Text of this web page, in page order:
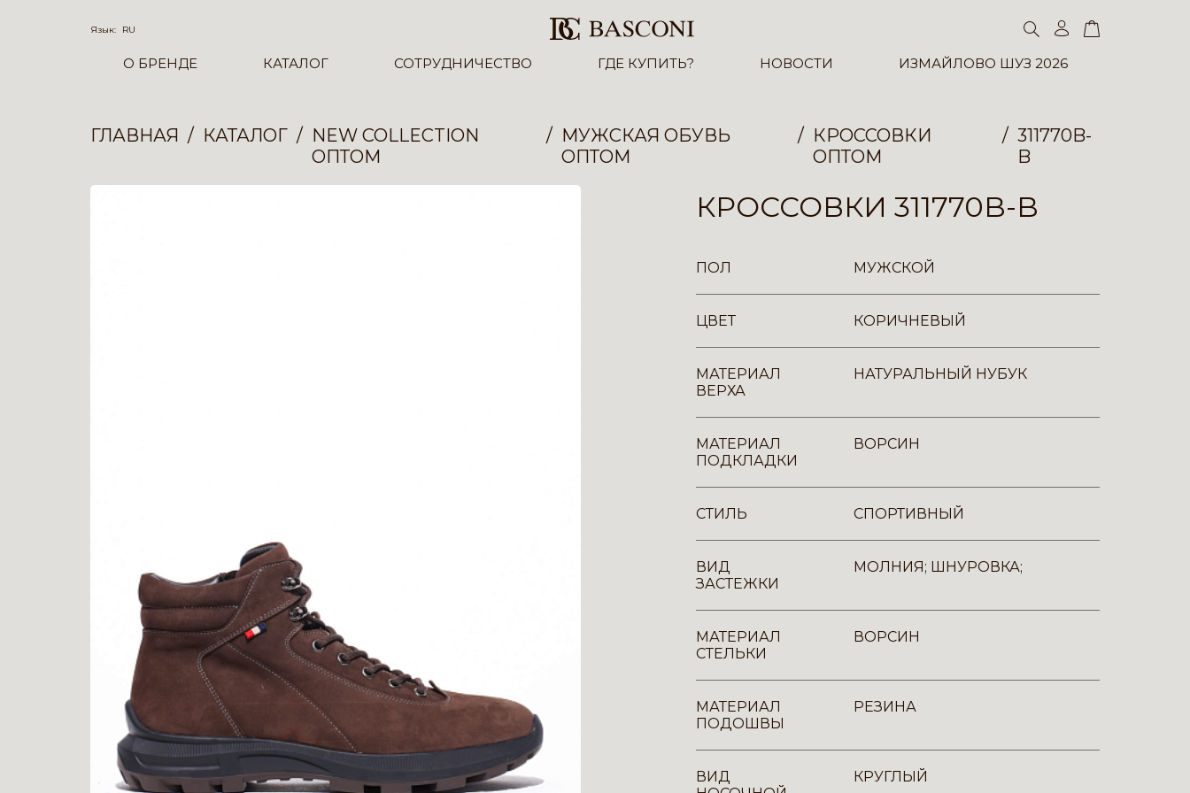
Язык: RU
О БРЕНДЕ КАТАЛОГ СОТРУДНИЧЕСТВО ГДЕ КУПИТЬ? НОВОСТИ ИЗМАЙЛОВО ШУЗ 2026
ГЛАВНАЯ КАТАЛОГ
NEW COLLECTION
ОПТОМ
МУЖСКАЯ ОБУВЬ
ОПТОМ
КРОССОВКИ
ОПТОМ
311770B-
B
КРОССОВКИ 311770B-B
ПОЛ МУЖСКОЙ
ЦВЕТ КОРИЧНЕВЫЙ
МАТЕРИАЛ
ВЕРХА
НАТУРАЛЬНЫЙ НУБУК
МАТЕРИАЛ
ПОДКЛАДКИ
ВОРСИН
СТИЛЬ СПОРТИВНЫЙ
ВИД
ЗАСТЕЖКИ
МОЛНИЯ; ШНУРОВКА;
МАТЕРИАЛ
СТЕЛЬКИ
ВОРСИН
МАТЕРИАЛ
ПОДОШВЫ
РЕЗИНА
ВИД
КРУГЛЫЙ